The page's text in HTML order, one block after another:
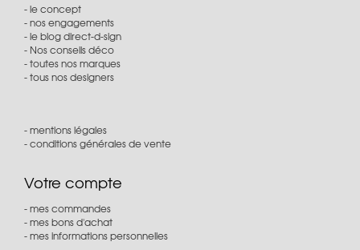
le concept
nos engagements
le blog direct-d-sign
Nos conseils déco
toutes nos marques
tous nos designers
mentions légales
conditions générales de vente
Votre compte
mes commandes
mes bons d'achat
mes informations personnelles